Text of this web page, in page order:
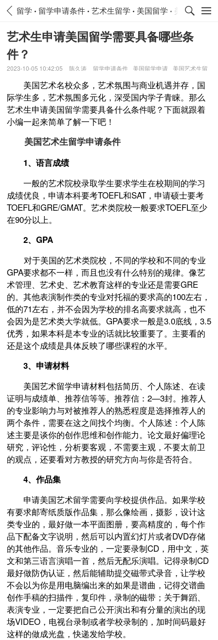
留学 留学申请条件 艺术生留学 美国留学 美国留学申
艺术生申请美国留学需要具备哪些条
件？
2023-10-05 10:42:05 陈久涛 留学申请条件 美国留学申请
美国艺术生留
美国艺术名校众多，艺术氛围与商业机遇并存，国
际学生多，艺术氛围多元化，深受国内学子青睐。那么
艺术生申请美国留学需要具备什么条件呢？下面就跟着
小编一起来简单了解一下吧！
美国艺术生留学申请条件
1、语言成绩
一般的艺术院校录取学生要求学生在校期间的学习
成绩优良，申请本科要考TOEFL和SAT，申请硕士要考
TOEFL和GRE/GMAT。艺术类院校一般要求TOEFL至少
在90分以上。
2、GPA
对于美国的艺术类院校，不同的学校和不同的专业
GPA要求都不一样，而且也没有什么特别的规律。像艺
术管理、艺术史、艺术教育这样的专业还是需要GRE
的。其他表演制作类的专业对托福的要求高的100左右，
低的71左右，并不会因为学校的排名高要求就高，也不
会因为是艺术类大学就低。GPA要求一般是3.0底线，3.5
优秀，如果本科是本专业的话就比较重要了。主要看的
还是这个成绩是具体反映了哪些课程的水平。
3、申请材料
美国艺术留学申请材料包括简历、个人陈述、在读
证明与成绩单、推荐信等等。推荐信：2—3封。推荐人
的专业影响力与对被推荐人的熟悉程度是选择推荐人的
两个条件，需要在这之间找个均衡。个人陈述：个人陈
述主要是谈你的创作思维和创作能力。论文最好偏理论
研究，评论性，分析要客观，不需要主观，不要太前卫
的观点，还要看对方教授的研究方向与你是否符合。
4、作品集
申请美国艺术留学需要向学校提供作品。如果学校
有要求邮寄纸质版作品集，那么像绘画，摄影，设计这
类专业的，最好做一本平面图册，要高精度的，每个作
品下配备文字说明，然后可以内置幻灯片或者DVD存储
的其他作品。音乐专业的，一定要录制CD，用中文，英
文和第三语言演唱一首，然后无配乐演唱。记得录制CD
最好做防伪认证，然后能辅助提交磁带式录音，让学校
不会以为你是用电脑编出来的如果是谱曲，记得交谱曲
创作手稿的扫描件，复印件，录制的磁带；关于舞蹈、
表演专业，一定要把自己公开演出和有分量的演出的现
场VIDEO，电视台录制或者学校录制的，加时间码最好
这样的做成光盘，快递发给学校。